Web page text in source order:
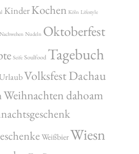
KinderKochen Köln Lifestyle
Nachwehen Nudeln Oktoberfest
Seife Soulfood Tagebuch
Volksfest Dachau
Weihnachten dahoam
WeißbierWiesn